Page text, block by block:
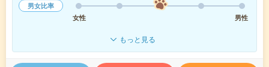
男女比率
女性
男性
もっと見る